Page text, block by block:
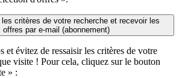
critères de votre recherche et recevoir les
offres par e-mail (abonnement)
et évitez de ressaisir les critères de votre
visite ! Pour cela, cliquez sur le bouton
» :